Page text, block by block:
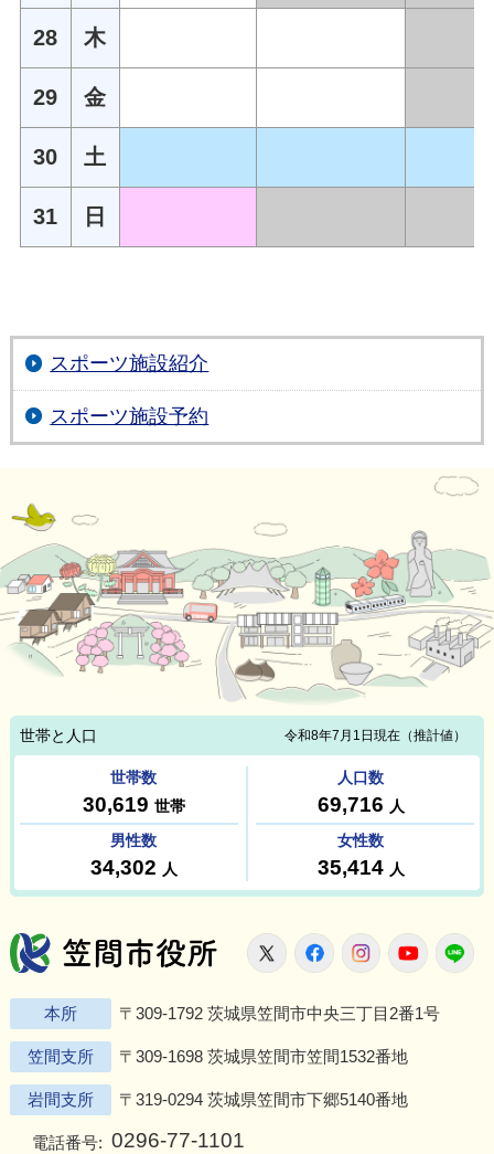
28 木
29 金
30 土
31 日
スポーツ施設紹介
スポーツ施設予約
笠間市役所
X FacebookInstagram
本所 〒309-1792 茨城県笠間市中央三丁目2番1号
笠間支所 〒309-1698 茨城県笠間市笠間1532番地
岩間支所 〒319-0294 茨城県笠間市下郷5140番地
電話番号: 0296-77-1101